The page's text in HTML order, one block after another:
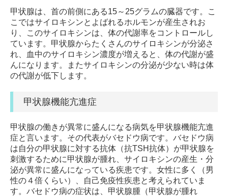
定期検査の方
新製品のコンタクトレンズ
子どもの視力低下（近視進行抑制治療）
オルソケラトロジーによる近視治療｜近視進行抑制
近視矯正＋進行抑制『MiSight１day』マイサイト
眼鏡｜近視進行抑制治療用『MiYOSMART』
診療のご案内
白内障
甲状腺は、首の前側にある15～25グラムの臓器です。こ
こではサイロキシンとよばれるホルモンが産生されお
り、このサイロキシンは、体の代謝率をコントロールし
ています。甲状腺からたくさんのサイロキシンが分泌さ
れ、血中のサイロキシン濃度が増えると、体の代謝が盛
んになります。またサイロキシンの分泌が少ない時は体
の代謝が低下します。
甲状腺機能亢進症
甲状腺の働きが異常に盛んになる病気を甲状腺機能亢進
症と言います。その代表がバセドウ病です。バセドウ病
は自分の甲状腺に対する抗体（抗TSH抗体）が甲状腺を
刺激するために甲状腺が腫れ、サイロキシンの産生・分
泌が異常に盛んになっている疾患です。女性に多く（男
性の４倍くらい）、自己免疫性疾患と考えられていま
す。バセドウ病の症状は、甲状腺腫（甲状腺が腫れ